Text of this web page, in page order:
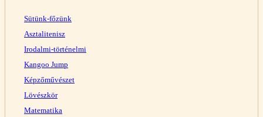
Sütünk-főzünk
Asztalitenisz
Irodalmi-történelmi
Kangoo Jump
Képzőművészet
Lövészkör
Matematika